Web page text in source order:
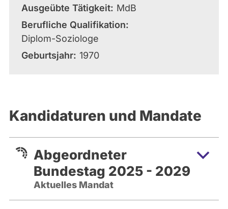
Ausgeübte Tätigkeit
MdB
Berufliche Qualifikation
Diplom-Soziologe
Geburtsjahr 1970
Kandidaturen und Mandate
Abgeordneter
Bundestag 2025 - 2029
Aktuelles Mandat